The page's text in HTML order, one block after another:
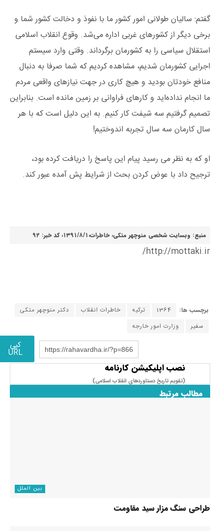
گفتم: سالیان طولانی امور کشور ما با نفوذ و دخالت کشور شما و
برخی دیگر از کشورهای غربی اداره می‌شد. وقوع انقلاب اسلامی
استقلال سیاسی را به کشورمان برگرداند. وقتی وارد سیستم
اجرایی کشورمان شدیم، مشاهده کردیم که شما صرفا به دنبال
منافع خودتان بودید و هیچ کاری در جهت نیازهای واقعی مردم
ما انجام نداده‌اید و کارهای فراوانی بر زمین مانده است. بنابراین
تصمیم گرفتیم سه شیفت کار کنیم. به این دلیل است که با هر
سال کارمان سه سال تجربه اندوختیم!
او که به نظر می رسید پیام این پاسخ را دریافت کرده بود،
ترجیح داد با عوض کردن بحث از شرایط پش آمده عبور کند.
منبع: وبسایت شخصی منوچهر متکی، خاطرات،۱۳۹۱/۸/۱، کد خبر: ۹۲
http://mottaki.ir/
برچسب ها: 1364 ترکیه خاطرات انقلاب
دکتر منوچهر متکی
سفیر
وزارت امور خارجه
https://rahavardha.ir/?p=866 کپی
URL
نصب اپلیکیشن کارنامه
(تقویم تاریخ دستاوردهای انقلاب اسلامی​)
مطالب مرتبط
بین الملل
طراحی سنگ مزار سید مقاومت